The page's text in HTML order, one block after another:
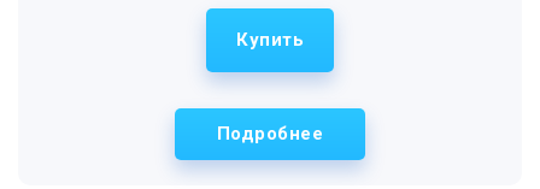
Подробнее
Купить